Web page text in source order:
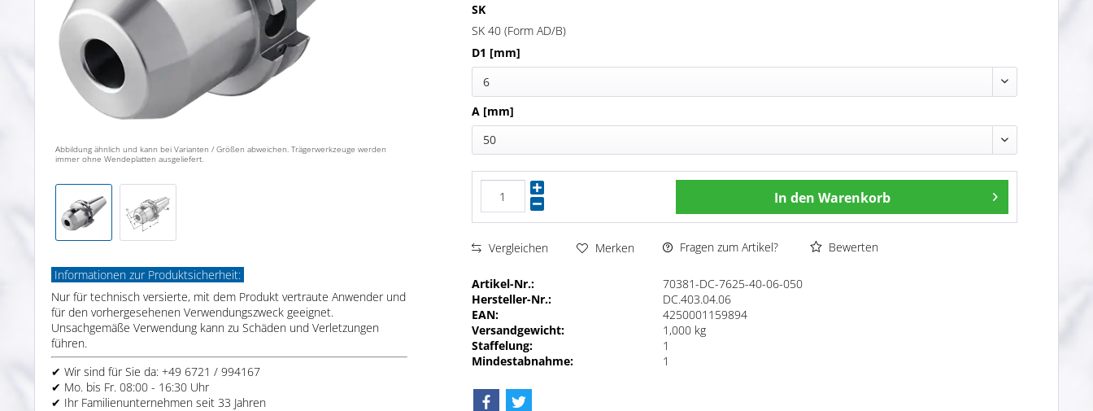
Abbildung ähnlich und kann bei Varianten / Größen abweichen. Trägerwerkzeuge werden
immer ohne Wendeplatten ausgeliefert.
Informationen zur Produktsicherheit:
Nur für technisch versierte, mit dem Produkt vertraute Anwender und
für den vorhergesehenen Verwendungszweck geeignet.
Unsachgemäße Verwendung kann zu Schäden und Verletzungen
führen.
✔ Wir sind für Sie da: +49 6721 / 994167
✔ Mo. bis Fr. 08:00 - 16:30 Uhr
✔ Ihr Familienunternehmen seit 33 Jahren
SK
SK 40 (Form AD/B)
D1 [mm]
6
A [mm]
50
In den Warenkorb
Vergleichen Merken Fragen zum Artikel? Bewerten
Artikel-Nr.:
70381-DC-7625-40-06-050
Hersteller-Nr.:
DC.403.04.06
EAN:
4250001159894
Versandgewicht:
1,000 kg
Staffelung:
1
Mindestabnahme:
1